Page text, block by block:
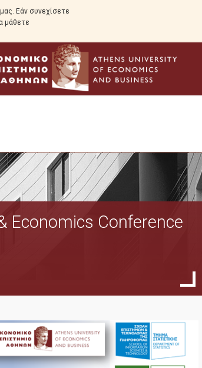
Εάν συνεχίσετε
μάθετε
Το Πρόγραμμα
Σκοπός
Διδάσκοντες
Μαθήματα
Υποτροφίες – Βραβεία
Economics Conference
27
04, 2026
2nd AUEB
Data Science &
Economics
2026